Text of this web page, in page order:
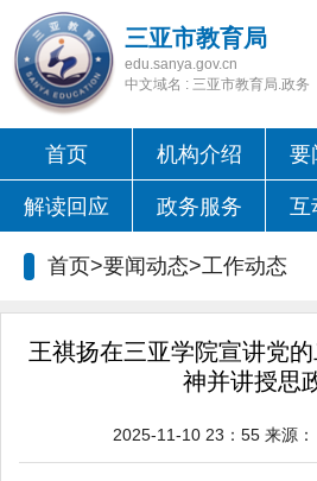
三亚市教育局
edu.sanya.gov.cn
中文域名 : 三亚市教育局.政务
首页 机构介绍 要
解读回应 政务服务 互
首页>要闻动态>工作动态
王祺扬在三亚学院宣讲党
神并讲授思
2025-11-10 23：55 来源：